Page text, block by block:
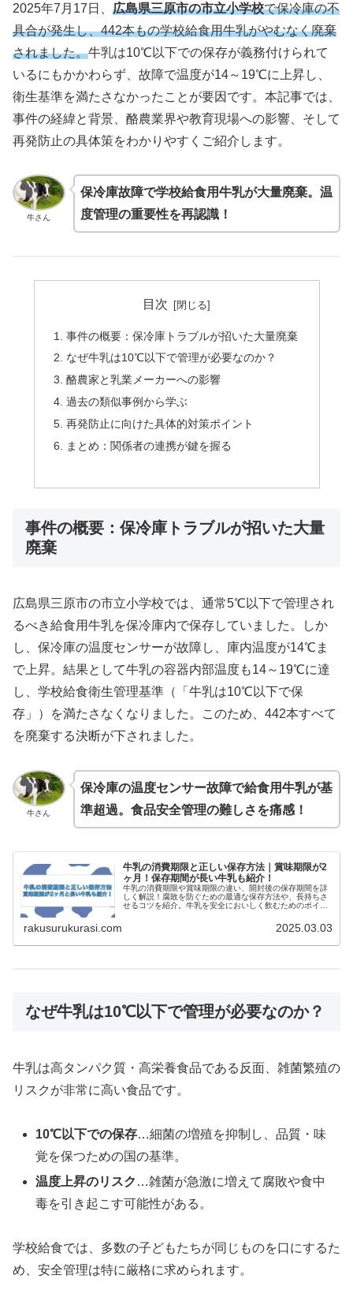
2025年7月17日、 広島県三原市の市立小学校で保冷庫の不
具合が発生し、442本もの学校給食用牛乳がやむなく廃棄
されました。牛乳は10℃以下での保存が義務付けられて
いるにもかかわらず、故障で温度が14～19℃に上昇し、
衛生基準を満たさなかったことが要因です。本記事では、
事件の経緯と背景、酪農業界や教育現場への影響、そして
再発防止の具体策をわかりやすくご紹介します。
牛さん
保冷庫故障で学校給食用牛乳が大量廃棄。温
度管理の重要性を再認識！
目次
事件の概要：保冷庫トラブルが招いた大量廃棄
なぜ牛乳は10℃以下で管理が必要なのか？
酪農家と乳業メーカーへの影響
過去の類似事例から学ぶ
再発防止に向けた具体的対策ポイント
まとめ：関係者の連携が鍵を握る
事件の概要：保冷庫トラブルが招いた大量
廃棄
広島県三原市の市立小学校では、通常5℃以下で管理され
るべき給食用牛乳を保冷庫内で保存していました。しか
し、保冷庫の温度センサーが故障し、庫内温度が14℃ま
で上昇。結果として牛乳の容器内部温度も14～19℃に達
し、学校給食衛生管理基準（「牛乳は10℃以下で保
存」）を満たさなくなりました。このため、442本すべて
を廃棄する決断が下されました。
牛さん
保冷庫の温度センサー故障で給食用牛乳が基
準超過。食品安全管理の難しさを痛感！
牛乳の消費期限と正しい保存方法｜賞味期限が2
ヶ月！保存期間が長い牛乳も紹介！
牛乳の消費期限や賞味期限の違い、開封後の保存期間を詳
しく解説！腐敗を防ぐための最適な保存方法や、長持ちさ
せるコツを紹介。牛乳を安全においしく飲むためのポイン
rakusurukurasi.com 2025.03.03
なぜ牛乳は10℃以下で管理が必要なのか？
牛乳は高タンパク質・高栄養食品である反面、雑菌繁殖の
リスクが非常に高い食品です。
10℃以下での保存…細菌の増殖を抑制し、品質・味
覚を保つための国の基準。
温度上昇のリスク …雑菌が急激に増えて腐敗や食中
毒を引き起こす可能性がある。
学校給食では、多数の子どもたちが同じものを口にするた
め、安全管理は特に厳格に求められます。